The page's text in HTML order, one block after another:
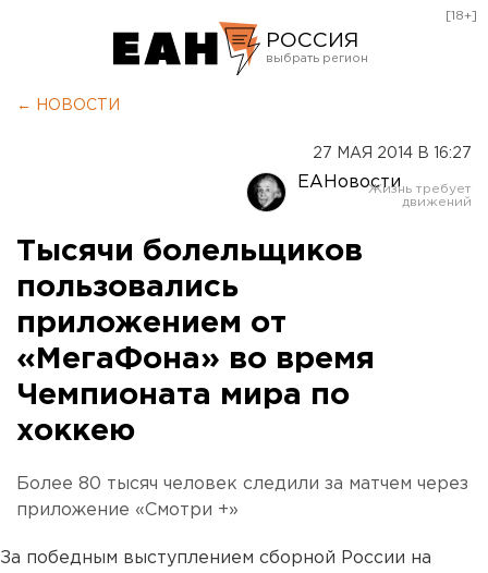
РОССИЯ
Оренбург
[18+]
← НОВОСТИ
27 МАЯ 2014 В 16:27
ЕАНовости
Тысячи болельщиков
пользовались
приложением от
«МегаФона» во время
Чемпионата мира по
хоккею
Более 80 тысяч человек следили за матчем через
приложение «Смотри +»
За победным выступлением сборной России на